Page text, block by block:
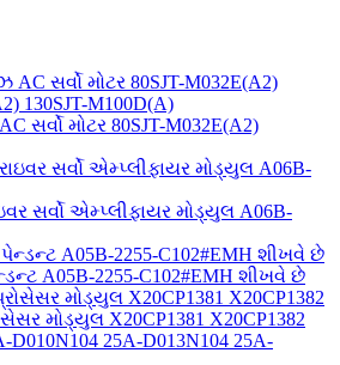
સર્વો મોટર 80SJT-M032E(A2)
સર્વો એમ્પ્લીફાયર મોડ્યુલ A06B-
A05B-2255-C102#EMH શીખવે છે
મોડ્યુલ X20CP1381 X20CP1382